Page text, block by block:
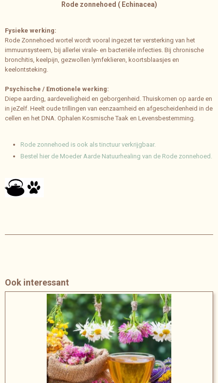
Rode zonnehoed ( Echinacea)
Fysieke werking:
Rode Zonnehoed wortel wordt vooral ingezet ter versterking van het
immuunsysteem, bij allerlei virale- en bacteriële infecties. Bij chronische
bronchitis, keelpijn, gezwollen lymfeklieren, koortsblaasjes en
keelontsteking.
Psychische / Emotionele werking:
Diepe aarding, aardeveiligheid en geborgenheid. Thuiskomen op aarde en
in jeZelf. Heelt oude trillingen van eenzaamheid en afgescheidenheid in de
cellen en het DNA. Ophalen Kosmische Taak en Levensbestemming.
Rode zonnehoed is ook als tinctuur verkrijgbaar.
Bestel hier de Moeder Aarde Natuurhealing van de Rode zonnehoed.
Ook interessant